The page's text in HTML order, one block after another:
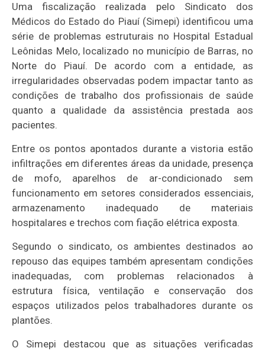
Uma fiscalização realizada pelo Sindicato dos
Médicos do Estado do Piauí (Simepi) identificou uma
série de problemas estruturais no Hospital Estadual
Leônidas Melo, localizado no município de Barras, no
Norte do Piauí. De acordo com a entidade, as
irregularidades observadas podem impactar tanto as
condições de trabalho dos profissionais de saúde
quanto a qualidade da assistência prestada aos
pacientes.
Entre os pontos apontados durante a vistoria estão
infiltrações em diferentes áreas da unidade, presença
de mofo, aparelhos de ar-condicionado sem
funcionamento em setores considerados essenciais,
armazenamento inadequado de materiais
hospitalares e trechos com fiação elétrica exposta.
Segundo o sindicato, os ambientes destinados ao
repouso das equipes também apresentam condições
inadequadas, com problemas relacionados à
estrutura física, ventilação e conservação dos
espaços utilizados pelos trabalhadores durante os
plantões.
O Simepi destacou que as situações verificadas